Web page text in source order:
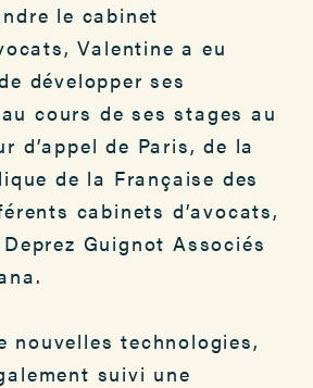
le cabinet
Valentine a eu
développer ses
cours de ses stages au
d’appel de Paris, de la
de la Française des
cabinets d’avocats,
Guignot Associés
nouvelles technologies,
suivi une